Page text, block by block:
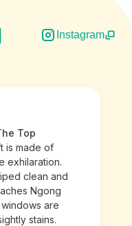
Instagram
Top
is made of
exhilaration.
clean and
Ngong
are
stains.